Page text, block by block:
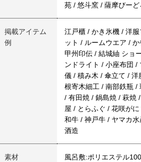
苑 / 悠斗窯 / 薩摩びー
掲載アイテム
例
江戸櫃 / かき氷機 / 洋
ット / ルームウエア /
甲州印伝 / 結城紬 ショ
ンドライト / 小座布団
儀 / 積み木 / 傘立て /
根寄木細工 / 南部鉄瓶 /
/ 有田焼 / 鍋島焼 / 萩焼
屋 / とらふぐ / 花咲が
和牛 / 神戸牛 / ヤマカ
酒造
素材 風呂敷:ポリエステル